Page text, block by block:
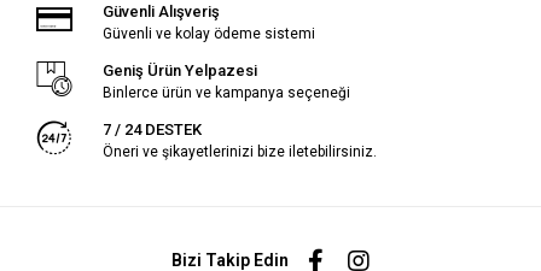
Güvenli Alışveriş
Güvenli ve kolay ödeme sistemi
Geniş Ürün Yelpazesi
Binlerce ürün ve kampanya seçeneği
7 / 24 DESTEK
Öneri ve şikayetlerinizi bize iletebilirsiniz.
Bizi Takip Edin